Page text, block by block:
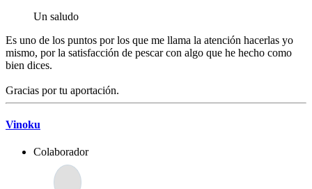
Un saludo
Es uno de los puntos por los que me llama la atención hacerlas yo
mismo, por la satisfacción de pescar con algo que he hecho como
bien dices.
Gracias por tu aportación.
Vinoku
Colaborador